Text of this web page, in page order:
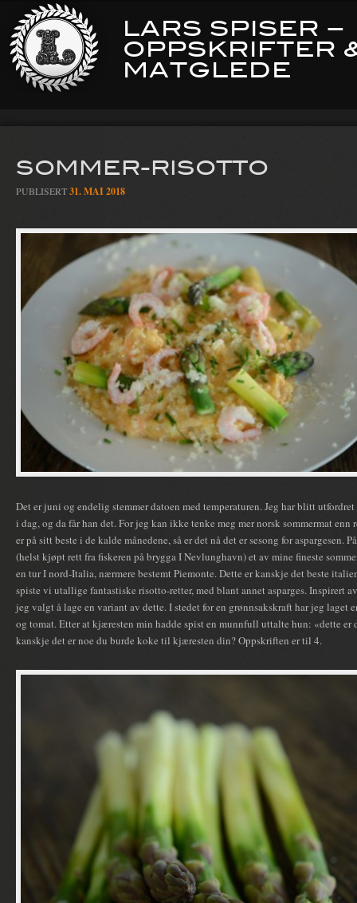
LARS SPISER –
OPPSKRIFTER
MATGLEDE
SOMMER-RISOTTO
PUBLISERT31. MAI 2018
Det er juni og endelig stemmer datoen med temperaturen. Jeg har blitt
i dag, og da får han det. For jeg kan ikke tenke meg mer norsk sommermat enn
er på sitt beste i de kalde månedene, så er det nå det er sesong for aspargesen.
(helst kjøpt rett fra fiskeren på brygga I Nevlunghavn) et av mine fineste
en tur I nord-Italia, nærmere bestemt Piemonte. Dette er kanskje det beste
spiste vi utallige fantastiske risotto-retter, med blant annet asparges. Inspirert
jeg valgt å lage en variant av dette. I stedet for en grønnsakskraft har jeg laget
og tomat. Etter at kjæresten min hadde spist en munnfull uttalte hun: «dette er
kanskje det er noe du burde koke til kjæresten din? Oppskriften er til 4.